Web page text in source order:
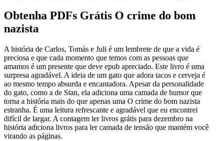
Obtenha PDFs Grátis O crime do bom
nazista
A história de Carlos, Tomás e Juli é um lembrete de que a vida é
preciosa e que cada momento que temos com as pessoas que
amamos é um presente que deve epub apreciado. Este livro é uma
surpresa agradável. A ideia de um gato que adora tacos e cerveja é
ao mesmo tempo absurda e encantadora. Apesar da personalidade
do gato, como a de Stan, ela adiciona uma camada de humor que
torna a história mais do que apenas uma O crime do bom nazista
estranha. É uma leitura refrescante e agradável que eu encontrei
difícil de largar. A contagem ler livros grátis para dezembro na
história adiciona livros para ler camada de tensão que mantém você
virando as páginas.